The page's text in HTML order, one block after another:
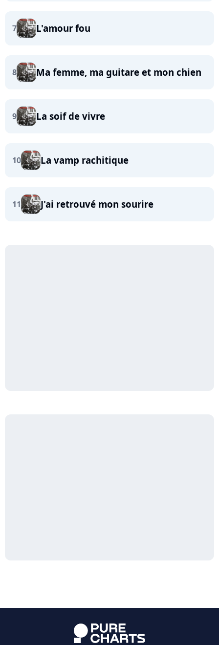
7 L'amour fou
8 Ma femme, ma guitare et mon chien
9 La soif de vivre
10 La vamp rachitique
11 J'ai retrouvé mon sourire